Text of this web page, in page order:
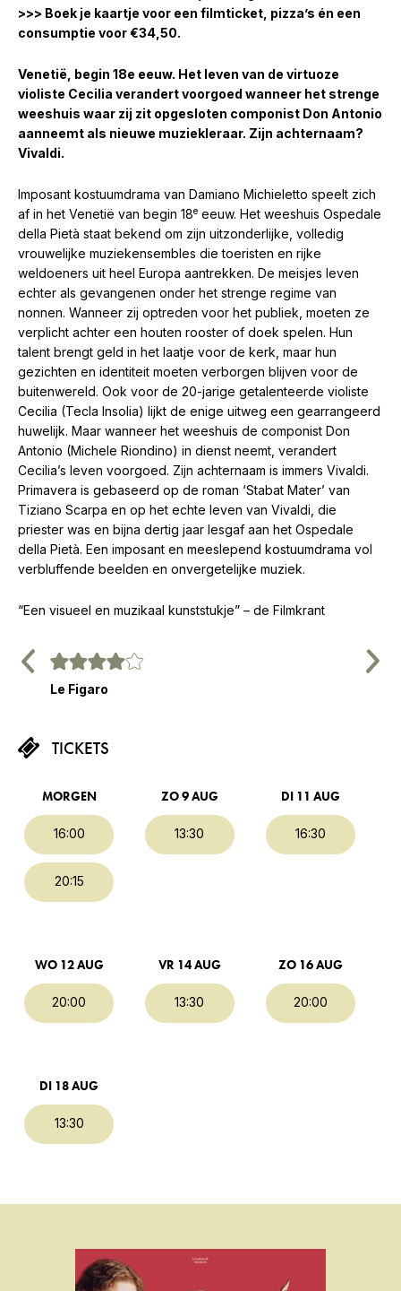
>>> Boek je kaartje voor een filmticket, pizza’s én een
consumptie voor €34,50.
Venetië, begin 18e eeuw. Het leven van de virtuoze
violiste Cecilia verandert voorgoed wanneer het strenge
weeshuis waar zij zit opgesloten componist Don Antonio
aanneemt als nieuwe muziekleraar. Zijn achternaam?
Vivaldi.
Imposant kostuumdrama van Damiano Michieletto speelt zich
af in het Venetië van begin 18e eeuw. Het weeshuis Ospedale
della Pietà staat bekend om zijn uitzonderlijke, volledig
vrouwelijke muziekensembles die toeristen en rijke
weldoeners uit heel Europa aantrekken. De meisjes leven
echter als gevangenen onder het strenge regime van
nonnen. Wanneer zij optreden voor het publiek, moeten ze
verplicht achter een houten rooster of doek spelen. Hun
talent brengt geld in het laatje voor de kerk, maar hun
gezichten en identiteit moeten verborgen blijven voor de
buitenwereld. Ook voor de 20-jarige getalenteerde violiste
Cecilia (Tecla Insolia) lijkt de enige uitweg een gearrangeerd
huwelijk. Maar wanneer het weeshuis de componist Don
Antonio (Michele Riondino) in dienst neemt, verandert
Cecilia’s leven voorgoed. Zijn achternaam is immers Vivaldi.
Primavera is gebaseerd op de roman ‘Stabat Mater’ van
Tiziano Scarpa en op het echte leven van Vivaldi, die
priester was en bijna dertig jaar lesgaf aan het Ospedale
della Pietà. Een imposant en meeslepend kostuumdrama vol
verbluffende beelden en onvergetelijke muziek.
“Een visueel en muzikaal kunststukje” – de Filmkrant
Le Figaro
TICKETS
MORGEN
16:00
20:15
ZO 9 AUG
13:30
DI 11 AUG
16:30
WO 12 AUG
20:00
VR 14 AUG
13:30
ZO 16 AUG
20:00
DI 18 AUG
13:30